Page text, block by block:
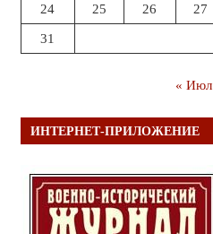
24 25 26 27
31
« Июл
ИНТЕРНЕТ-ПРИЛОЖЕНИЕ